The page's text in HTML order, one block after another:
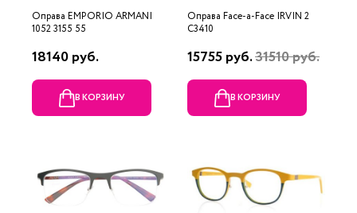
Оправа EMPORIO ARMANI
1052 3155 55
18140 руб.
В КОРЗИНУ
Оправа Face-a-Face IRVIN 2
C3410
15755 руб.31510 руб.
В КОРЗИНУ